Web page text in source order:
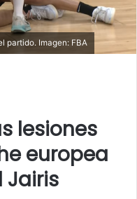
partido. Imagen: FBA
lesiones
europea
Jairis